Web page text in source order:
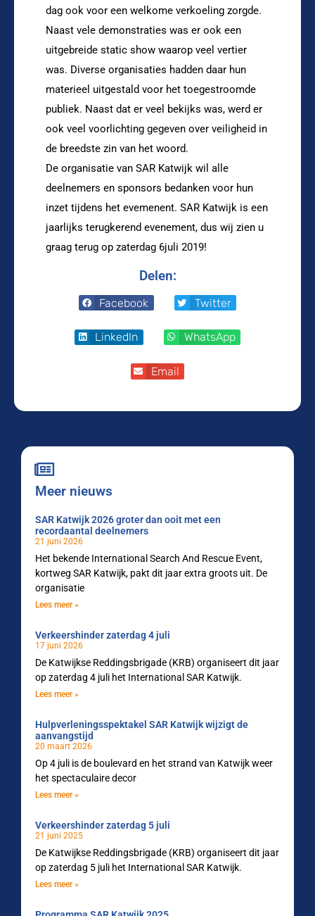
dag ook voor een welkome verkoeling zorgde.
Naast vele demonstraties was er ook een
uitgebreide static show waarop veel vertier
was. Diverse organisaties hadden daar hun
materieel uitgestald voor het toegestroomde
publiek. Naast dat er veel bekijks was, werd er
ook veel voorlichting gegeven over veiligheid in
de breedste zin van het woord.
De organisatie van SAR Katwijk wil alle
deelnemers en sponsors bedanken voor hun
inzet tijdens het evemenent. SAR Katwijk is een
jaarlijks terugkerend evenement, dus wij zien u
graag terug op zaterdag 6juli 2019!
Delen:
Facebook Twitter
LinkedIn WhatsApp
Email
Meer nieuws
SAR Katwijk 2026 groter dan ooit met een
recordaantal deelnemers
21 juni 2026
Het bekende International Search And Rescue Event,
kortweg SAR Katwijk, pakt dit jaar extra groots uit. De
organisatie
Lees meer »
Verkeershinder zaterdag 4 juli
17 juni 2026
De Katwijkse Reddingsbrigade (KRB) organiseert dit jaar
op zaterdag 4 juli het International SAR Katwijk.
Lees meer »
Hulpverleningsspektakel SAR Katwijk wijzigt de
aanvangstijd
20 maart 2026
Op 4 juli is de boulevard en het strand van Katwijk weer
het spectaculaire decor
Lees meer »
Verkeershinder zaterdag 5 juli
21 juni 2025
De Katwijkse Reddingsbrigade (KRB) organiseert dit jaar
op zaterdag 5 juli het International SAR Katwijk.
Lees meer »